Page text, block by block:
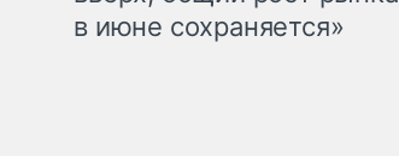
в июне сохраняется»